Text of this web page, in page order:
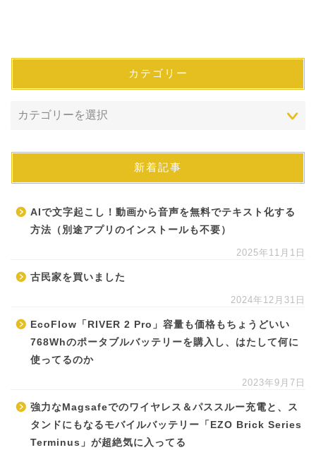
カテゴリー
新着記事
AIで文字起こし！動画から音声を無料でテキスト化する
方法（別途アプリのインストールも不要）
2025年11月1日
古民家を買いました
2024年12月31日
EcoFlow「RIVER 2 Pro」容量も価格もちょうどいい
768Whのポータブルバッテリーを購入し、はたして何に
使ってるのか
2023年9月7日
強力なMagsafeでのワイヤレス＆パススルー充電と、ス
タンドにもなるモバイルバッテリー「EZO Brick Series
Terminus」が超絶気に入ってる